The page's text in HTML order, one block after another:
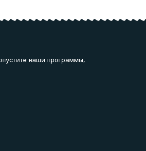
наши программы,